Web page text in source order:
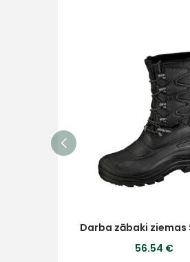
Darba zābaki ziemas
56.54 €